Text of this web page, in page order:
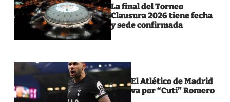
La final del Torneo
Clausura 2026 tiene fecha
y sede confirmada
El Atlético de Madrid
va por “Cuti” Romero